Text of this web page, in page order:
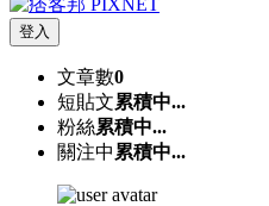
登入
文章數0
短貼文累積中...
粉絲累積中...
關注中 累積中...